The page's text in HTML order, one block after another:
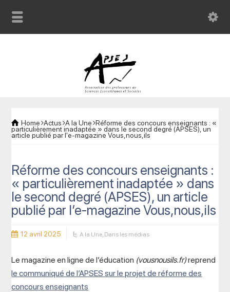
Home Actus A la Une Réforme des concours enseignants : «
particulièrement inadaptée » dans le second degré (APSES), un
article publié par l'e-magazine Vous,nous,ils
Réforme des concours enseignants :
« particulièrement inadaptée » dans
le second degré (APSES), un article
publié par l’e-magazine Vous,nous,ils
12 avril 2025 A la Une, Dans les médias
Le magazine en ligne de l’éducation (vousnousils.fr)reprend
le communiqué de l’APSES sur le projet de réforme des
concours enseignants